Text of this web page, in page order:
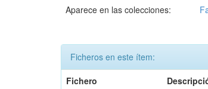
Aparece en las colecciones:
Ficheros en este ítem:
Fichero